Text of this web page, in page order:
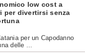
low cost a
per divertirsi senza
per un Capodanno
delle ...